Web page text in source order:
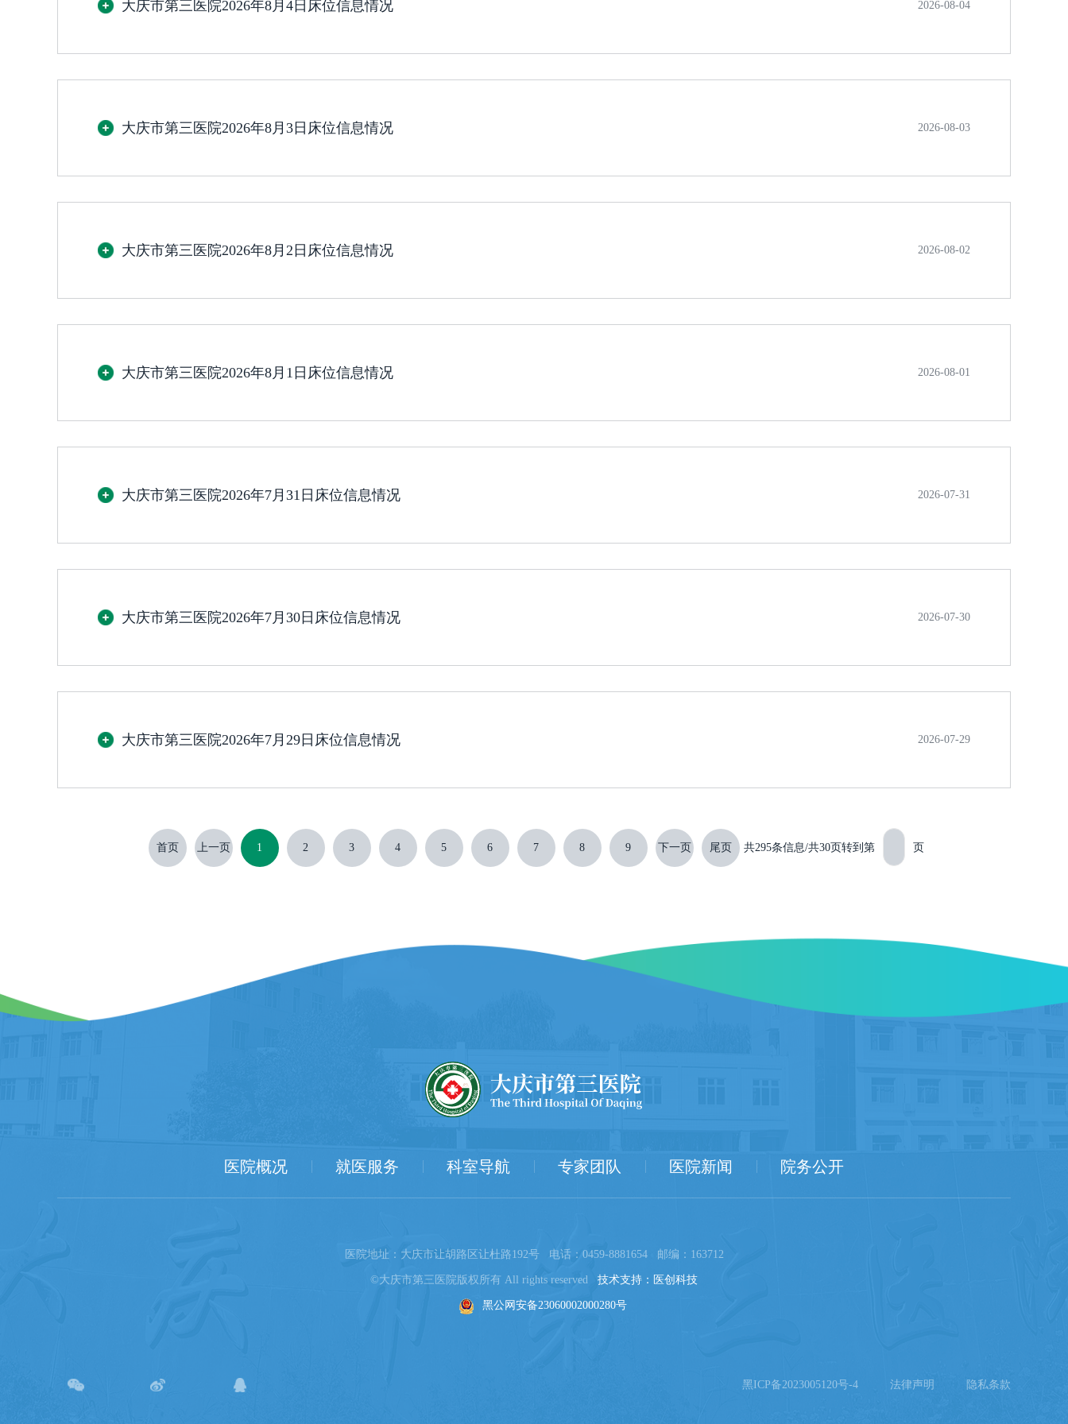
大庆市第三医院2026年8月4日床位信息情况 2026-08-04
大庆市第三医院2026年8月3日床位信息情况 2026-08-03
大庆市第三医院2026年8月2日床位信息情况 2026-08-02
大庆市第三医院2026年8月1日床位信息情况 2026-08-01
大庆市第三医院2026年7月31日床位信息情况 2026-07-31
大庆市第三医院2026年7月30日床位信息情况 2026-07-30
大庆市第三医院2026年7月29日床位信息情况 2026-07-29
首页 上一页 1 2 3 4 5 6 7 8 9 下一页 尾页 共295条信息/共30页转到第 页
医院概况 就医服务 科室导航 专家团队 医院新闻 院务公开
医院地址：大庆市让胡路区让杜路192号 电话：0459-8881654 邮编：163712
©大庆市第三医院版权所有 All rights reserved 技术支持：医创科技
黑公网安备23060002000280号
黑ICP备2023005120号-4 法律声明 隐私条款